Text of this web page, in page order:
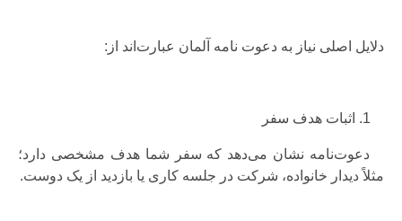
دلایل اصلی نیاز به دعوت نامه آلمان عبارت‌اند از:
اثبات هدف سفر
دعوت‌نامه نشان می‌دهد که سفر شما هدف مشخصی دارد؛
مثلاً دیدار خانواده، شرکت در جلسه کاری یا بازدید از یک دوست.